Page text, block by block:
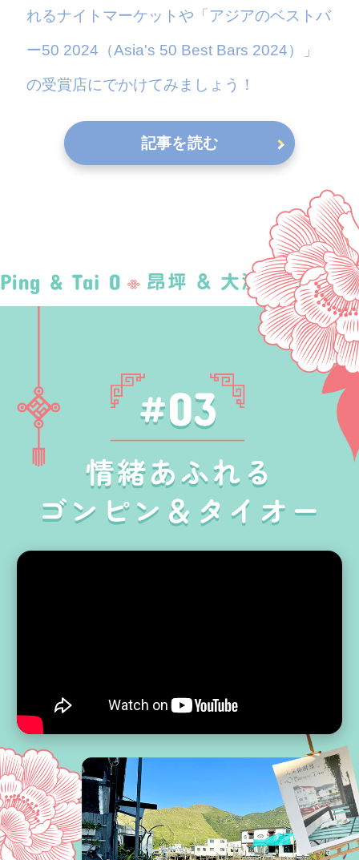
れるナイトマーケットや「アジアのベストバ
ー50 2024（Asia's 50 Best Bars 2024）」
の受賞店にでかけてみましょう！
記事を読む